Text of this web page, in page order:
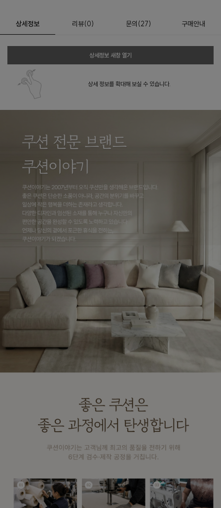
상세정보 리뷰(0) 문의 (27) 구매안내
상세정보 새창 열기
상세 정보를 확대해 보실 수 있습니다.